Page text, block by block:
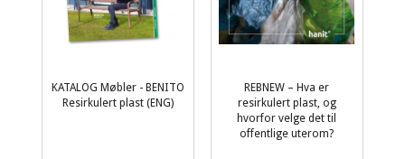
KATALOG Møbler - BENITO
Resirkulert plast (ENG)
REBNEW – Hva er
resirkulert plast, og
hvorfor velge det til
offentlige uterom?